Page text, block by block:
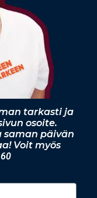
tarkasti ja
osoite.
saman päivän
Voit myös